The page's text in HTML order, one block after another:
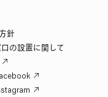
針
の設置に関して